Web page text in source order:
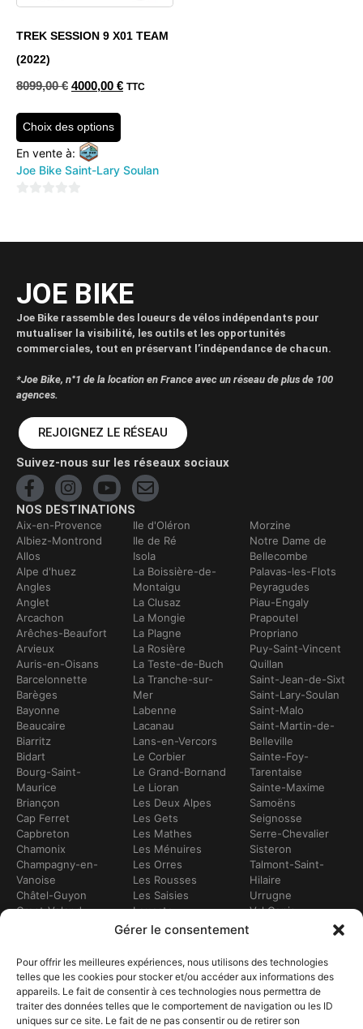
Gérer le consentement
Pour offrir les meilleures expériences, nous utilisons des technologies
telles que les cookies pour stocker et/ou accéder aux informations des
appareils. Le fait de consentir à ces technologies nous permettra de
traiter des données telles que le comportement de navigation ou les ID
uniques sur ce site. Le fait de ne pas consentir ou de retirer son
TREK SESSION 9 X01 TEAM
(2022)
8099,00€ 4000,00 € TTC
Choix des options
En vente à:
Joe Bike Saint-Lary Soulan
5
JOE BIKE
Joe Bike rassemble des loueurs de vélos indépendants pour
mutualiser la visibilité, les outils et les opportunités
commerciales, tout en préservant l’indépendance de chacun.
*Joe Bike, n°1 de la location en France avec un réseau de plus de 100
agences.
REJOIGNEZ LE RÉSEAU
Suivez-nous sur les réseaux sociaux
NOS DESTINATIONS
Aix-en-Provence
Albiez-Montrond
Allos
Alpe d'huez
Angles
Anglet
Arcachon
Arêches-Beaufort
Arvieux
Auris-en-Oisans
Barcelonnette
Barèges
Bayonne
Beaucaire
Biarritz
Bidart
Bourg-Saint-
Maurice
Briançon
Cap Ferret
Capbreton
Chamonix
Champagny-en-
Vanoise
Châtel-Guyon
Crest-Voland
Embrun
Flumet
Frontignan
Gourette
Gruissan
Ile d'Oléron
Ile de Ré
Isola
La Boissière-de-
Montaigu
La Clusaz
La Mongie
La Plagne
La Rosière
La Teste-de-Buch
La Tranche-sur-
Mer
Labenne
Lacanau
Lans-en-Vercors
Le Corbier
Le Grand-Bornand
Le Lioran
Les Deux Alpes
Les Gets
Les Mathes
Les Ménuires
Les Orres
Les Rousses
Les Saisies
Leucate
Lézignan-
Loudenvielle
Luchon
Luz-Saint-Sauveur
Marennes
Marseille
Morzine
Notre Dame de
Bellecombe
Palavas-les-Flots
Peyragudes
Piau-Engaly
Prapoutel
Propriano
Puy-Saint-Vincent
Quillan
Saint-Jean-de-Sixt
Saint-Lary-Soulan
Saint-Malo
Saint-Martin-de-
Belleville
Sainte-Foy-
Tarentaise
Sainte-Maxime
Samoëns
Seignosse
Serre-Chevalier
Sisteron
Talmont-Saint-
Hilaire
Urrugne
Val Cenis
Valberg
Vars
Vendays-
Montalivet
Villard-de-Lans